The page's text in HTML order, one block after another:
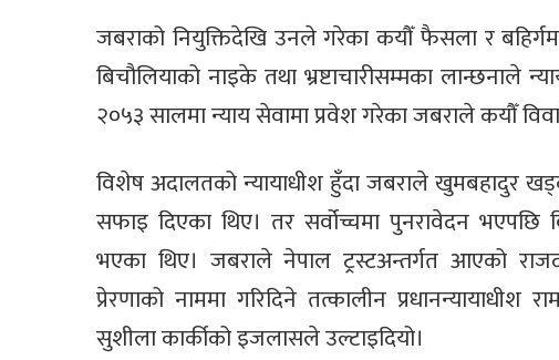
जबराको नियुक्तिदेखि उनले गरेका कयौँ फैसला र
बिचौलियाको नाइके तथा भ्रष्टाचारीसम्मका लान्छनाले
२०५३ सालमा न्याय सेवामा प्रवेश गरेका जबराले कयौँ
विशेष अदालतको न्यायाधीश हुँदा जबराले खुमबहादुर
सफाइ दिएका थिए। तर सर्वोच्चमा पुनरावेदन भएपछि
भएका थिए। जबराले नेपाल ट्रस्टअन्तर्गत आएको
प्रेरणाको नाममा गरिदिने तत्कालीन
सुशीला कार्कीको इजलासले उल्टाइदियो।